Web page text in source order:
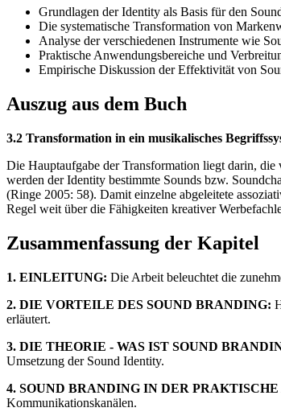
Grundlagen der Identity als Basis für den
Die systematische Transformation von
Analyse der verschiedenen Instrumente wie
Praktische Anwendungsbereiche und
Empirische Diskussion der Effektivität von
Auszug aus dem Buch
3.2 Transformation in ein musikalisches
Die Hauptaufgabe der Transformation liegt darin,
werden der Identity bestimmte Sounds bzw.
(Ringe 2005: 58). Damit einzelne abgeleitete
Regel weit über die Fähigkeiten kreativer
Zusammenfassung der Kapitel
1. EINLEITUNG: Die Arbeit beleuchtet die
2. DIE VORTEILE DES SOUND BRANDING:
erläutert.
3. DIE THEORIE - WAS IST SOUND
Umsetzung der Sound Identity.
4. SOUND BRANDING IN DER
Kommunikationskanälen.